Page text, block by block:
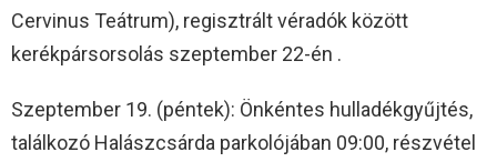
Cervinus Teátrum), regisztrált véradók között
kerékpársorsolás szeptember 22-én .
Szeptember 19. (péntek): Önkéntes hulladékgyűjtés,
találkozó Halászcsárda parkolójában 09:00, részvétel